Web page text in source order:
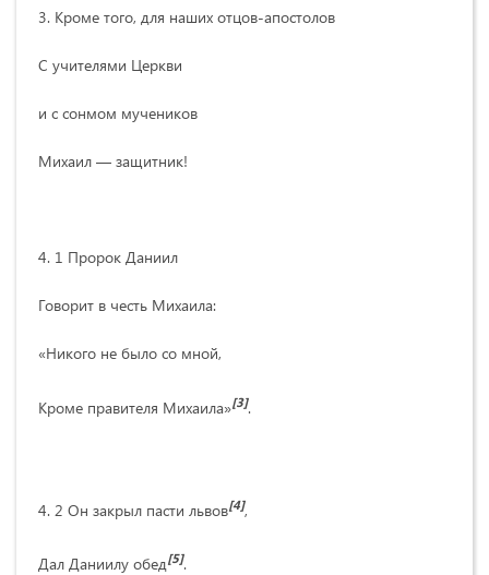
3. Кроме того, для наших отцов-апостолов
С учителями Церкви
и с сонмом мучеников
Михаил — защитник!
4. 1 Пророк Даниил
Говорит в честь Михаила:
«Никого не было со мной,
Кроме правителя Михаила»[3].
4. 2 Он закрыл пасти львов[4],
Дал Даниилу обед[5].